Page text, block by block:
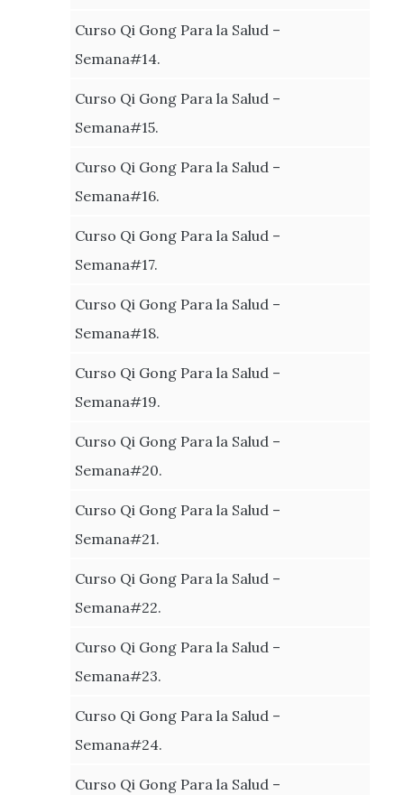
Curso Qi Gong Para la Salud –
Semana#14.
Curso Qi Gong Para la Salud –
Semana#15.
Curso Qi Gong Para la Salud –
Semana#16.
Curso Qi Gong Para la Salud –
Semana#17.
Curso Qi Gong Para la Salud –
Semana#18.
Curso Qi Gong Para la Salud –
Semana#19.
Curso Qi Gong Para la Salud –
Semana#20.
Curso Qi Gong Para la Salud –
Semana#21.
Curso Qi Gong Para la Salud –
Semana#22.
Curso Qi Gong Para la Salud –
Semana#23.
Curso Qi Gong Para la Salud –
Semana#24.
Curso Qi Gong Para la Salud –